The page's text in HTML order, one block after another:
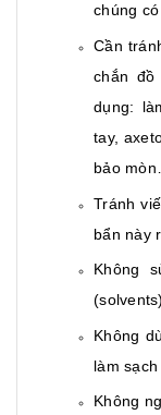
chúng
Cần
chắn
dụng:
tay,
bảo
Tránh
bẩn này
Không
Không
làm
Không